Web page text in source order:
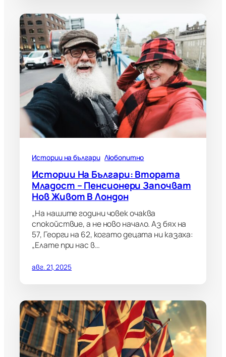
Истории на българи Любопитно
Истории На Българи: Втората
Младост – Пенсионери Започват
Нов Живот В Лондон
„На нашите години човек очаква
спокойствие, а не ново начало. Аз бях на
57, Георги на 62, когато децата ни казаха:
„Елате при нас в…
авг. 21, 2025